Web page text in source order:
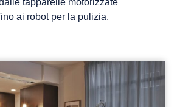
tapparelle motorizzate
ai robot per la pulizia.